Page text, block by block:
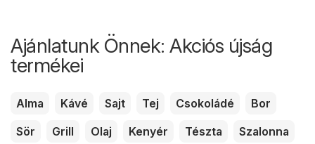
Ajánlatunk Önnek: Akciós újság
termékei
Alma Kávé Sajt Tej Csokoládé
Bor
Sör
Grill Olaj Kenyér Tészta
Szalonna